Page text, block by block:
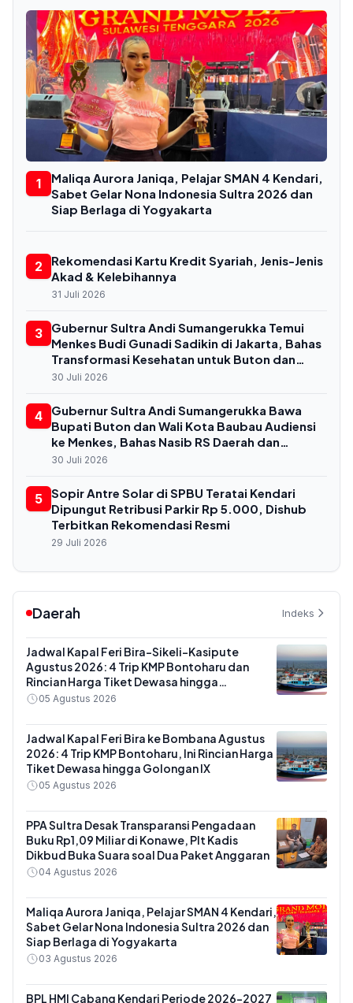
1
Maliqa Aurora Janiqa, Pelajar SMAN 4 Kendari,
Sabet Gelar Nona Indonesia Sultra 2026 dan
Siap Berlaga di Yogyakarta
2
Rekomendasi Kartu Kredit Syariah, Jenis-Jenis
Akad & Kelebihannya
31 Juli 2026
3
Gubernur Sultra Andi Sumangerukka Temui
Menkes Budi Gunadi Sadikin di Jakarta, Bahas
Transformasi Kesehatan untuk Buton dan
Baubau
30 Juli 2026
4
Gubernur Sultra Andi Sumangerukka Bawa
Bupati Buton dan Wali Kota Baubau Audiensi
ke Menkes, Bahas Nasib RS Daerah dan
Kekurangan Dokter
30 Juli 2026
5 Sopir Antre Solar di SPBU Teratai Kendari
Dipungut Retribusi Parkir Rp 5.000, Dishub
Terbitkan Rekomendasi Resmi
29 Juli 2026
Daerah Indeks
Jadwal Kapal Feri Bira-Sikeli-Kasipute
Agustus 2026: 4 Trip KMP Bontoharu dan
Rincian Harga Tiket Dewasa hingga
Kendaraan Golongan IX
05 Agustus 2026
Jadwal Kapal Feri Bira ke Bombana Agustus
2026: 4 Trip KMP Bontoharu, Ini Rincian Harga
Tiket Dewasa hingga Golongan IX
05 Agustus 2026
PPA Sultra Desak Transparansi Pengadaan
Buku Rp1,09 Miliar di Konawe, Plt Kadis
Dikbud Buka Suara soal Dua Paket Anggaran
04 Agustus 2026
Maliqa Aurora Janiqa, Pelajar SMAN 4 Kendari,
Sabet Gelar Nona Indonesia Sultra 2026 dan
Siap Berlaga di Yogyakarta
03 Agustus 2026
BPL HMI Cabang Kendari Periode 2026-2027